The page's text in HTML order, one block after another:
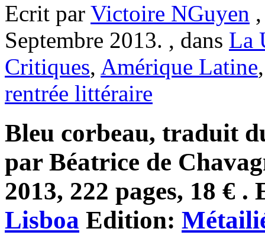
Ecrit par Victoire NGuyen
Septembre 2013. , dans La
Critiques, Amérique Latine
rentrée littéraire
Bleu corbeau, traduit
par Béatrice de
2013, 222 pages, 18 €
Lisboa Edition: